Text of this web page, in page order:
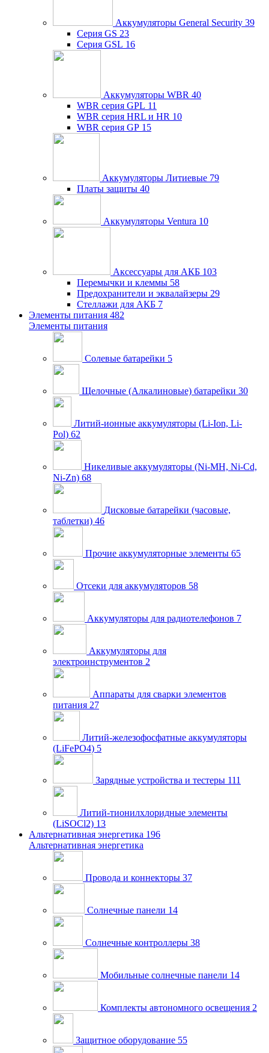
Аккумуляторы General Security 39
Серия GS 23
Серия GSL 16
Аккумуляторы WBR 40
WBR серия GPL 11
WBR серия HRL и HR 10
WBR серия GP 15
Аккумуляторы Литиевые 79
Платы защиты 40
Аккумуляторы Ventura 10
Аксессуары для АКБ 103
Перемычки и клеммы 58
Предохранители и эквалайзеры 29
Стеллажи для АКБ 7
Элементы питания 482
Элементы питания
Солевые батарейки 5
Щелочные (Алкалиновые) батарейки 30
Литий-ионные аккумуляторы (Li-Ion, Li-
Pol) 62
Никеливые аккумуляторы (Ni-MH, Ni-Cd,
Ni-Zn) 68
Дисковые батарейки (часовые,
таблетки) 46
Прочие аккумуляторные элементы 65
Отсеки для аккумуляторов 58
Аккумуляторы для радиотелефонов 7
Аккумуляторы для
электроинструментов 2
Аппараты для сварки элементов
питания 27
Литий-железофосфатные аккумуляторы
(LiFePO4) 5
Зарядные устройства и тестеры 111
Литий-тионилхлоридные элементы
(LiSOCl2) 13
Альтернативная энергетика 196
Альтернативная энергетика
Провода и коннекторы 37
Солнечные панели 14
Солнечные контроллеры 38
Мобильные солнечные панели 14
Комплекты автономного освещения 2
Защитное оборудование 55